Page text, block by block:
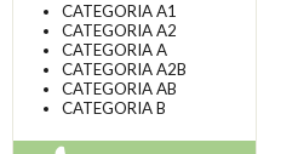
CATEGORIA A1
CATEGORIA A2
CATEGORIA A
CATEGORIA A2B
CATEGORIA AB
CATEGORIA B